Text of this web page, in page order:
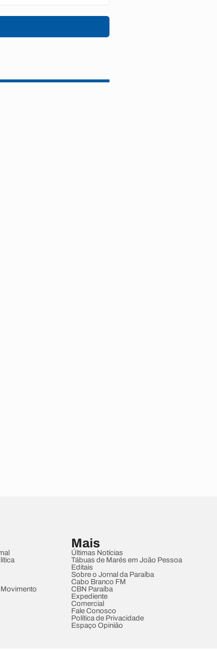
Mais
Últimas Notícias
Tábuas de Marés em João Pessoa
Editais
Sobre o Jornal da Paraíba
Cabo Branco FM
CBN Paraíba
Expediente
Comercial
Fale Conosco
Política de Privacidade
Espaço Opinião